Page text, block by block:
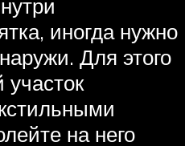
иногда нужно
Для этого
участок
на него